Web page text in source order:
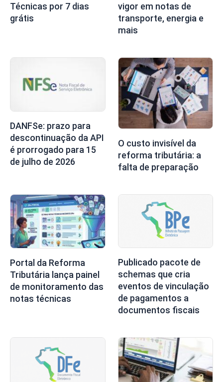
Técnicas por 7 dias
grátis
vigor em notas de
transporte, energia e
mais
DANFSe: prazo para
descontinuação da API
é prorrogado para 15
de julho de 2026
O custo invisível da
reforma tributária: a
falta de preparação
Portal da Reforma
Tributária lança painel
de monitoramento das
notas técnicas
Publicado pacote de
schemas que cria
eventos de vinculação
de pagamentos a
documentos fiscais